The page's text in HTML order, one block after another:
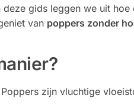
gids leggen we uit hoe
van poppers zonder
zijn vluchtige